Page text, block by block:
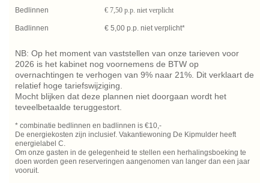
Bedlinnen
Badlinnen
€ 7,50 p.p. niet verplicht
€ 5,00 p.p. niet verplicht*
NB: Op het moment van vaststellen van onze tarieven voor
2026 is het kabinet nog voornemens de BTW op
overnachtingen te verhogen van 9% naar 21%. Dit verklaart de
relatief hoge tariefswijziging.
Mocht blijken dat deze plannen niet doorgaan wordt het
teveelbetaalde teruggestort.
* combinatie bedlinnen en badlinnen is €10,-
De energiekosten zijn inclusief. Vakantiewoning De Kipmulder heeft
energielabel C.
Om onze gasten in de gelegenheid te stellen een herhalingsboeking te
doen worden geen reserveringen aangenomen van langer dan een jaar
vooruit.